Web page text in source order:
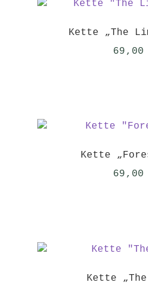
Kette „The
69,00
Kette
69,00
Kette „The